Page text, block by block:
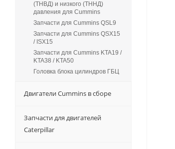
(ТНВД) и низкого (ТННД)
давления для Cummins
Запчасти для Cummins QSL9
Запчасти для Cummins QSX15
/ ISX15
Запчасти для Cummins KTA19 /
KTA38 / KTA50
Головка блока цилиндров ГБЦ
Двигатели Cummins в сборе
Запчасти для двигателей
Caterpillar